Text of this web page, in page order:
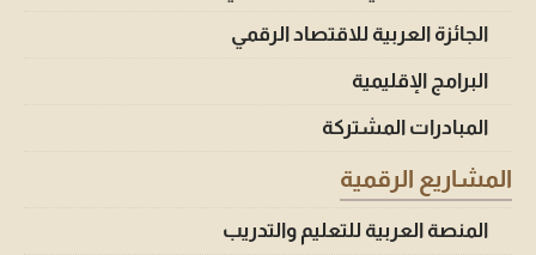
الجائزة العربية للاقتصاد الرقمي
البرامج الإقليمية
المبادرات المشتركة
المشاريع الرقمية
المنصة العربية للتعليم والتدريب